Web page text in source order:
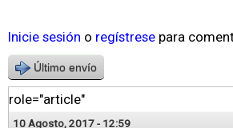
Inicie sesión o regístrese para
Último envío
role="article"
10 Agosto, 2017 - 12:59